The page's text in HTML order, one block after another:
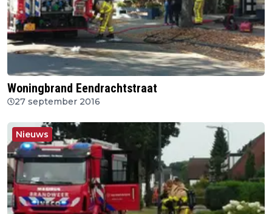
Woningbrand Eendrachtstraat
27 september 2016
Nieuws